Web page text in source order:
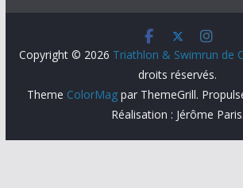
Copyright © 2026 Triathlon & Swimrun de
droits réservés.
Theme ColorMagpar ThemeGrill.